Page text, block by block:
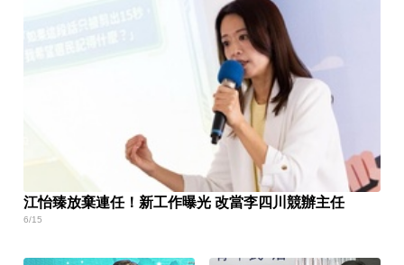
江怡臻放棄連任！新工作曝光 改當李四川競辦主任
6/15